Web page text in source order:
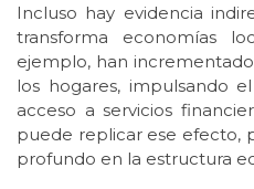
Incluso hay evidencia
transforma economías
ejemplo, han
los hogares, impulsando
acceso a servicios
puede replicar ese efecto,
profundo en la estructura